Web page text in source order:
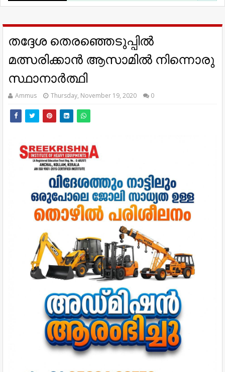
തദ്ദേശ തെരഞ്ഞെടുപ്പിൽ
മത്സരിക്കാൻ ആസാമിൽ നിന്നൊരു
സ്ഥാനാർത്ഥി
Ammus Thursday, November 19, 2020 0